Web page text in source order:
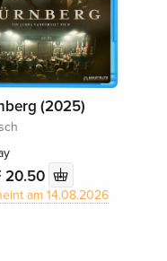
(2025)
20.50
am 14.08.2026